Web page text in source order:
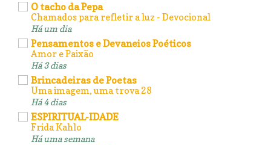
O tacho da Pepa
Chamados para refletir a luz - Devocional
Há um dia
Pensamentos e Devaneios Poéticos
Amor e Paixão
Há 3 dias
Brincadeiras de Poetas
Uma imagem, uma trova 28
Há 4 dias
ESPIRITUAL-IDADE
Frida Kahlo
Há uma semana